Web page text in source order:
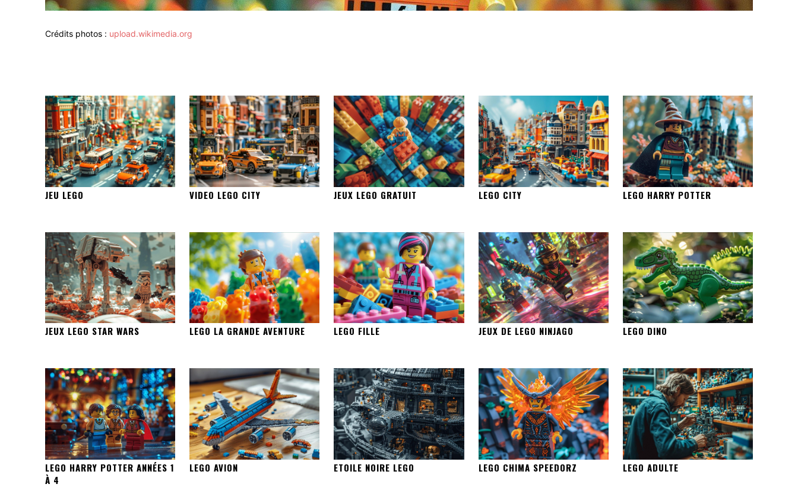
Crédits photos : upload.wikimedia.org
JEU LEGO VIDEO LEGO CITY JEUX LEGO GRATUIT LEGO CITY LEGO HARRY POTTER
JEUX LEGO STAR WARS LEGO LA GRANDE AVENTURE LEGO FILLE JEUX DE LEGO NINJAGO LEGO DINO
LEGO HARRY POTTER ANNÉES 1
À 4
LEGO AVION ETOILE NOIRE LEGO LEGO CHIMA SPEEDORZ LEGO ADULTE